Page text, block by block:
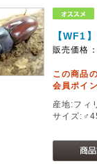
【WF1
販売価格
この商品
会員ポイ
産地:フ
サイズ